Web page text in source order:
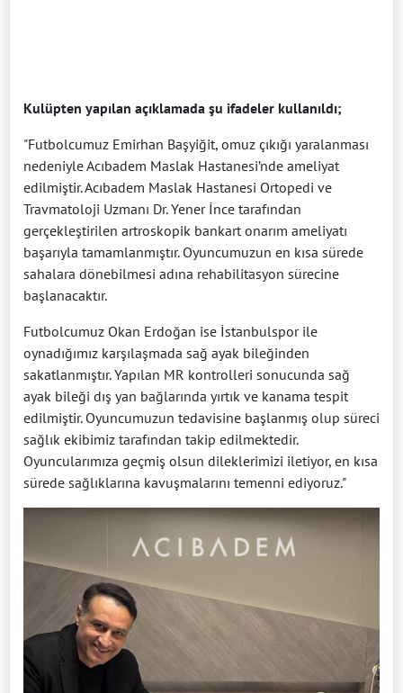
Kulüpten yapılan açıklamada şu ifadeler kullanıldı;
"Futbolcumuz Emirhan Başyiğit, omuz çıkığı yaralanması
nedeniyle Acıbadem Maslak Hastanesi’nde ameliyat
edilmiştir. Acıbadem Maslak Hastanesi Ortopedi ve
Travmatoloji Uzmanı Dr. Yener İnce tarafından
gerçekleştirilen artroskopik bankart onarım ameliyatı
başarıyla tamamlanmıştır. Oyuncumuzun en kısa sürede
sahalara dönebilmesi adına rehabilitasyon sürecine
başlanacaktır.
Futbolcumuz Okan Erdoğan ise İstanbulspor ile
oynadığımız karşılaşmada sağ ayak bileğinden
sakatlanmıştır. Yapılan MR kontrolleri sonucunda sağ
ayak bileği dış yan bağlarında yırtık ve kanama tespit
edilmiştir. Oyuncumuzun tedavisine başlanmış olup süreci
sağlık ekibimiz tarafından takip edilmektedir.
Oyuncularımıza geçmiş olsun dileklerimizi iletiyor, en kısa
sürede sağlıklarına kavuşmalarını temenni ediyoruz."